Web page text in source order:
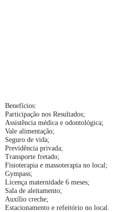
Benefícios:
Participação nos Resultados;
Assistência médica e odontológica;
Vale alimentação;
Seguro de vida;
Previdência privada;
Transporte fretado;
Fisioterapia e massoterapia no local;
Gympass;
Licença maternidade 6 meses;
Sala de aleitamento;
Auxílio creche;
Estacionamento e refeitório no local.